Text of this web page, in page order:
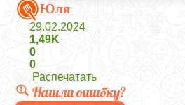
Юля
29.02.2024
1,49K
0
0
Распечатать
Нашли ошибку?